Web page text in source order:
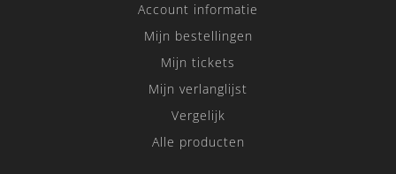
Account informatie
Mijn bestellingen
Mijn tickets
Mijn verlanglijst
Vergelijk
Alle producten